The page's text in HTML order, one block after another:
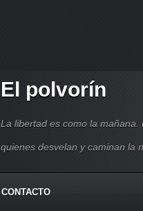
El polvorín
La libertad es como la
quienes desvelan y caminan la
CONTACTO